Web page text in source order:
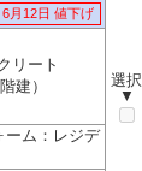
6月12日 値下げ
選択
▼
リート
建）
ーム：レジデ